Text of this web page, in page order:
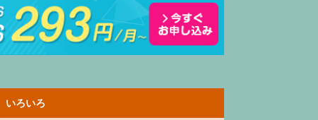
いろいろ